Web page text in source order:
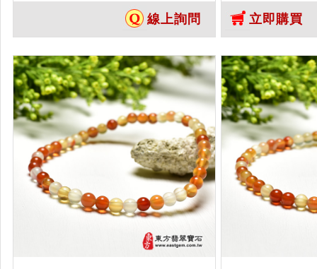
橘白瑪瑙珠串、橘白瑪瑙珠子、橘
白瑪瑙手鍊、橘白瑪瑙手珠。★附
東方翡翠寶石保證卡
線上詢問
橘白瑪瑙手鍊
附東方翡翠寶
立即購買